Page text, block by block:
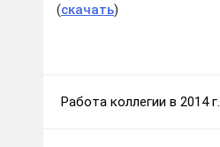
(скачать)
Работа коллегии в 2014 г.